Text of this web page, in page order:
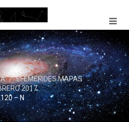
EFEMERIDES MAPAS
2017
– N